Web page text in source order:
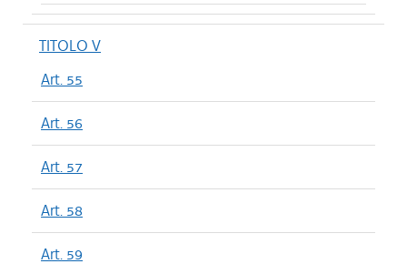
TITOLO V
Art. 55
Art. 56
Art. 57
Art. 58
Art. 59